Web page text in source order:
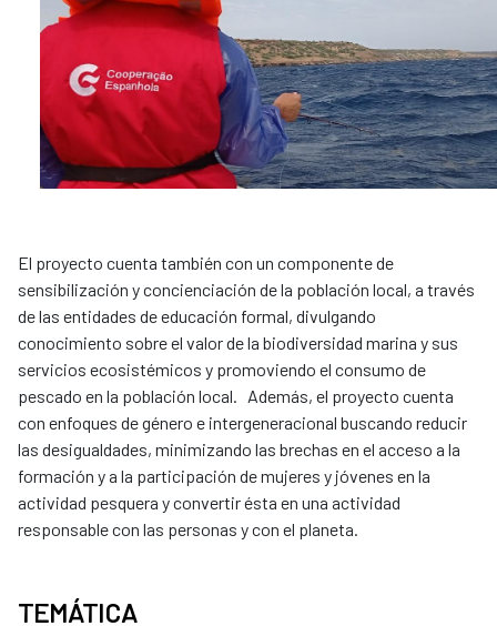
El proyecto cuenta también con un componente de
sensibilización y concienciación de la población local, a través
de las entidades de educación formal, divulgando
conocimiento sobre el valor de la biodiversidad marina y sus
servicios ecosistémicos y promoviendo el consumo de
pescado en la población local. Además, el proyecto cuenta
con enfoques de género e intergeneracional buscando reducir
las desigualdades, minimizando las brechas en el acceso a la
formación y a la participación de mujeres y jóvenes en la
actividad pesquera y convertir ésta en una actividad
responsable con las personas y con el planeta.
TEMÁTICA